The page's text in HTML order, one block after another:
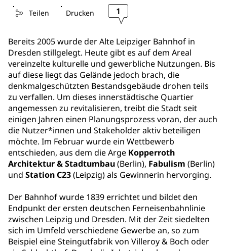
Teilen Drucken 1
Bereits 2005 wurde der Alte Leipziger Bahnhof in
Dresden stillgelegt. Heute gibt es auf dem Areal
vereinzelte kulturelle und gewerbliche Nutzungen. Bis
auf diese liegt das Gelände jedoch brach, die
denkmalgeschützten Bestandsgebäude drohen teils
zu verfallen. Um dieses innerstädtische Quartier
angemessen zu revitalisieren, treibt die Stadt seit
einigen Jahren einen Planungsprozess voran, der auch
die Nutzer*innen und Stakeholder aktiv beteiligen
möchte. Im Februar wurde ein Wettbewerb
entschieden, aus dem die Arge Kopperroth
Architektur & Stadtumbau(Berlin), Fabulism (Berlin)
und Station C23(Leipzig) als Gewinnerin hervorging.
Der Bahnhof wurde 1839 errichtet und bildet den
Endpunkt der ersten deutschen Ferneisenbahnlinie
zwischen Leipzig und Dresden. Mit der Zeit siedelten
sich im Umfeld verschiedene Gewerbe an, so zum
Beispiel eine Steingutfabrik von Villeroy & Boch oder